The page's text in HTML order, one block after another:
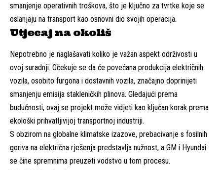
smanjenje operativnih troškova, što je ključno za tvrtke koje se
oslanjaju na transport kao osnovni dio svojih operacija.
Utjecaj na okoliš
Nepotrebno je naglašavati koliko je važan aspekt održivosti u
ovoj suradnji. Očekuje se da će povećana produkcija električnih
vozila, osobito furgona i dostavnih vozila, značajno doprinijeti
smanjenju emisija stakleničkih plinova. Gledajući prema
budućnosti, ovaj se projekt može vidjeti kao ključan korak prema
ekološki prihvatljivijoj transportnoj industriji.
S obzirom na globalne klimatske izazove, prebacivanje s fosilnih
goriva na električna rješenja predstavlja nužnost, a GM i Hyundai
se čine spremnima preuzeti vodstvo u tom procesu.